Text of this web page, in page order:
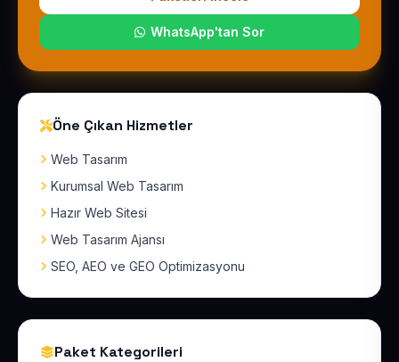
WhatsApp'tan Sor
Öne Çıkan Hizmetler
Web Tasarım
Kurumsal Web Tasarım
Hazır Web Sitesi
Web Tasarım Ajansı
SEO, AEO ve GEO Optimizasyonu
Paket Kategorileri